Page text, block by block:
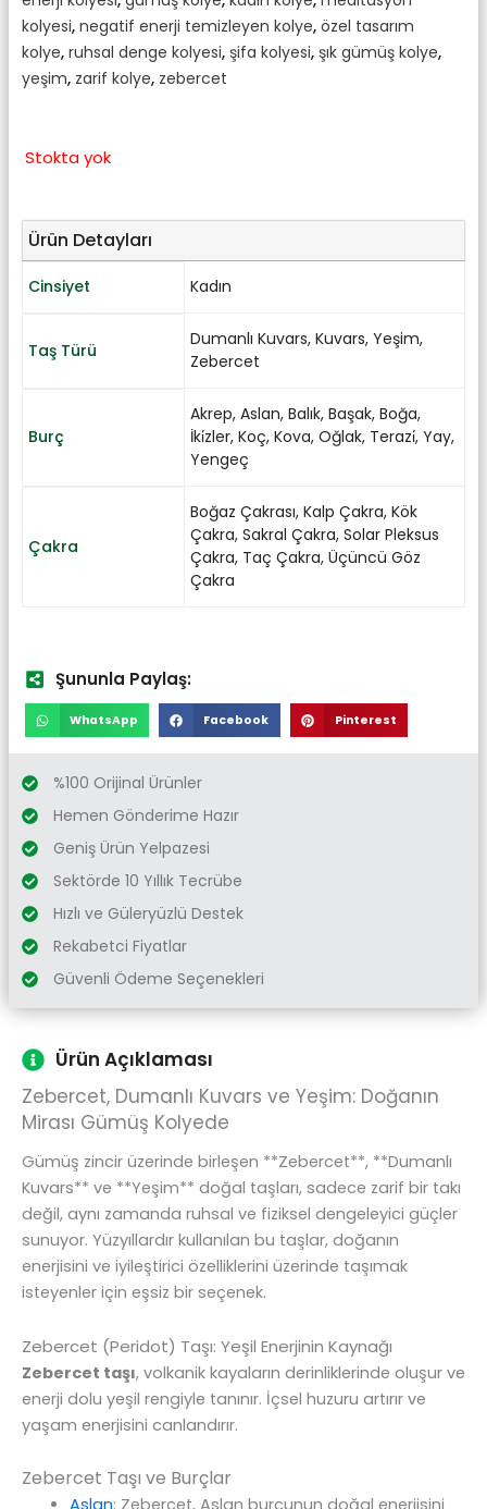
kolyesi, negatif enerji temizleyen kolye, özel tasarım
kolye, ruhsal denge kolyesi, şifa kolyesi, şık gümüş kolye,
yeşim, zarif kolye, zebercet
Stokta yok
Ürün Detayları
Cinsiyet Kadın
Taş Türü
Dumanlı Kuvars, Kuvars, Yeşim,
Zebercet
Burç
Akrep, Aslan, Balık, Başak, Boğa,
İki̇zler, Koç, Kova, Oğlak, Terazi̇, Yay,
Yengeç
Çakra
Boğaz Çakrası, Kalp Çakra, Kök
Çakra, Sakral Çakra, Solar Pleksus
Çakra, Taç Çakra, Üçüncü Göz
Çakra
Şununla Paylaş:
WhatsApp Facebook Pinterest
%100 Orijinal Ürünler
Hemen Gönderime Hazır
Geniş Ürün Yelpazesi
Sektörde 10 Yıllık Tecrübe
Hızlı ve Güleryüzlü Destek
Rekabetci Fiyatlar
Güvenli Ödeme Seçenekleri
Ürün Açıklaması
Zebercet, Dumanlı Kuvars ve Yeşim: Doğanın
Mirası Gümüş Kolyede
Gümüş zincir üzerinde birleşen **Zebercet**, **Dumanlı
Kuvars** ve **Yeşim** doğal taşları, sadece zarif bir takı
değil, aynı zamanda ruhsal ve fiziksel dengeleyici güçler
sunuyor. Yüzyıllardır kullanılan bu taşlar, doğanın
enerjisini ve iyileştirici özelliklerini üzerinde taşımak
isteyenler için eşsiz bir seçenek.
Zebercet (Peridot) Taşı: Yeşil Enerjinin Kaynağı
Zebercet taşı, volkanik kayaların derinliklerinde oluşur ve
enerji dolu yeşil rengiyle tanınır. İçsel huzuru artırır ve
yaşam enerjisini canlandırır.
Zebercet Taşı ve Burçlar